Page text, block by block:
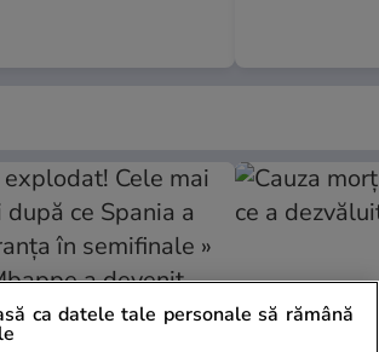
ca datele tale personale să rămână